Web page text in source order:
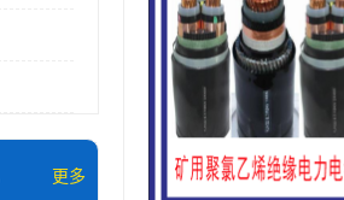
更多